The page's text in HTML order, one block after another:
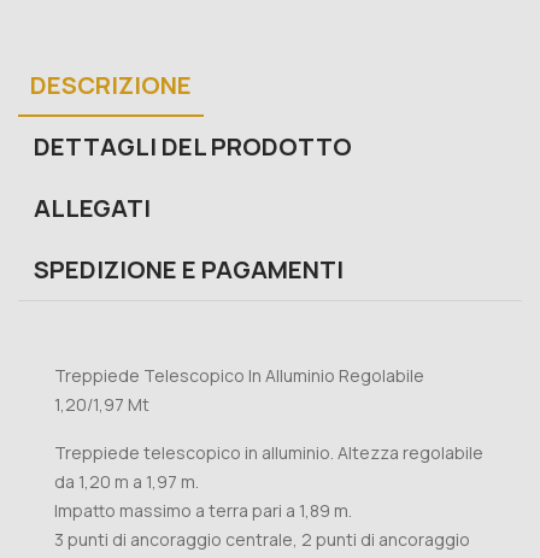
DESCRIZIONE
DETTAGLI DEL PRODOTTO
ALLEGATI
SPEDIZIONE E PAGAMENTI
Treppiede Telescopico In Alluminio Regolabile
1,20/1,97 Mt
Treppiede telescopico in alluminio. Altezza regolabile
da 1,20 m a 1,97 m.
Impatto massimo a terra pari a 1,89 m.
3 punti di ancoraggio centrale, 2 punti di ancoraggio